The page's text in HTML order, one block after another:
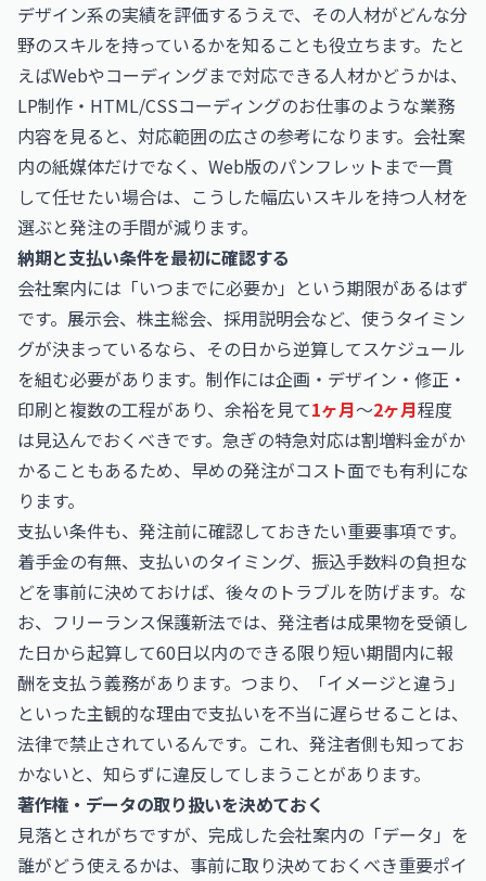
デザイン系の実績を評価するうえで、その人材がどんな分
野のスキルを持っているかを知ることも役立ちます。たと
えばWebやコーディングまで対応できる人材かどうかは、
LP制作・HTML/CSSコーディングのお仕事のような業務
内容を見ると、対応範囲の広さの参考になります。会社案
内の紙媒体だけでなく、Web版のパンフレットまで一貫
して任せたい場合は、こうした幅広いスキルを持つ人材を
選ぶと発注の手間が減ります。
納期と支払い条件を最初に確認する
会社案内には「いつまでに必要か」という期限があるはず
です。展示会、株主総会、採用説明会など、使うタイミン
グが決まっているなら、その日から逆算してスケジュール
を組む必要があります。制作には企画・デザイン・修正・
印刷と複数の工程があり、余裕を見て1ヶ月〜2ヶ月程度
は見込んでおくべきです。急ぎの特急対応は割増料金がか
かることもあるため、早めの発注がコスト面でも有利にな
ります。
支払い条件も、発注前に確認しておきたい重要事項です。
着手金の有無、支払いのタイミング、振込手数料の負担な
どを事前に決めておけば、後々のトラブルを防げます。な
お、フリーランス保護新法では、発注者は成果物を受領し
た日から起算して60日以内のできる限り短い期間内に報
酬を支払う義務があります。つまり、「イメージと違う」
といった主観的な理由で支払いを不当に遅らせることは、
法律で禁止されているんです。これ、発注者側も知ってお
かないと、知らずに違反してしまうことがあります。
著作権・データの取り扱いを決めておく
見落とされがちですが、完成した会社案内の「データ」を
誰がどう使えるかは、事前に取り決めておくべき重要ポイ